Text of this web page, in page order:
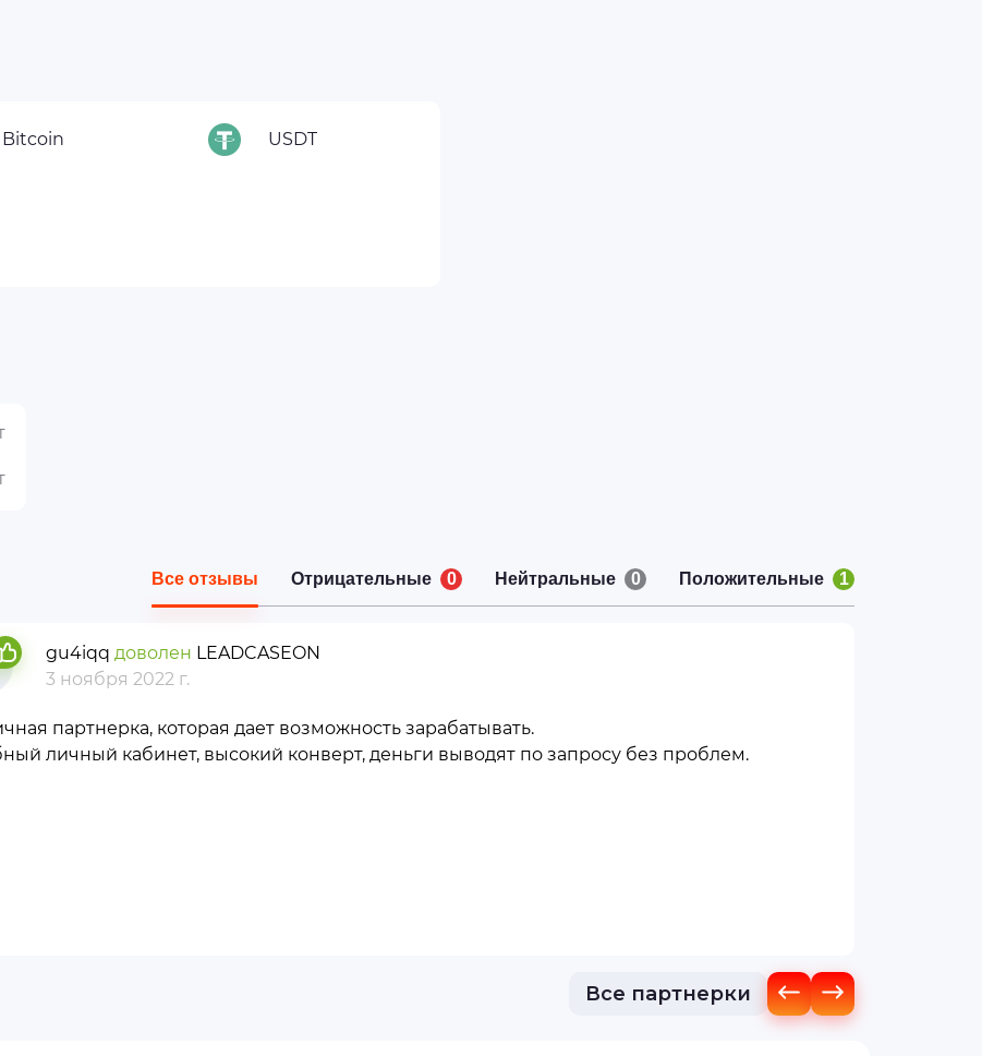
Bitcoin USDT
Все отзывы Отрицательные 0 Нейтральные 0 Положительные 1
gu4iqq доволен LEADCASEON
3 ноября 2022 г.
партнерка, которая дает возможность зарабатывать.
личный кабинет, высокий конверт, деньги выводят по запросу без проблем.
Все партнерки